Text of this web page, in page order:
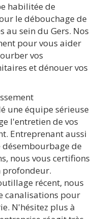
habilitée de
le débouchage de
au sein du Gers. Nos
pour vous aider
vos
et dénouer vos
une équipe sérieuse
l'entretien de vos
Entreprenant aussi
désembourbage de
nous vous certifions
profondeur.
récent, nous
canalisations pour
N'hésitez plus à